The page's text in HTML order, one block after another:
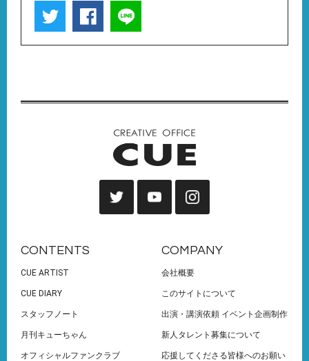
CONTENTS
CUE ARTIST
CUE DIARY
スタッフノート
月刊キューちゃん
オフィシャルファンクラブ
COMPANY
会社概要
このサイトについて
出演・講演依頼 イベント企画制作
新人タレント募集について
応援してくださる皆様へのお願い